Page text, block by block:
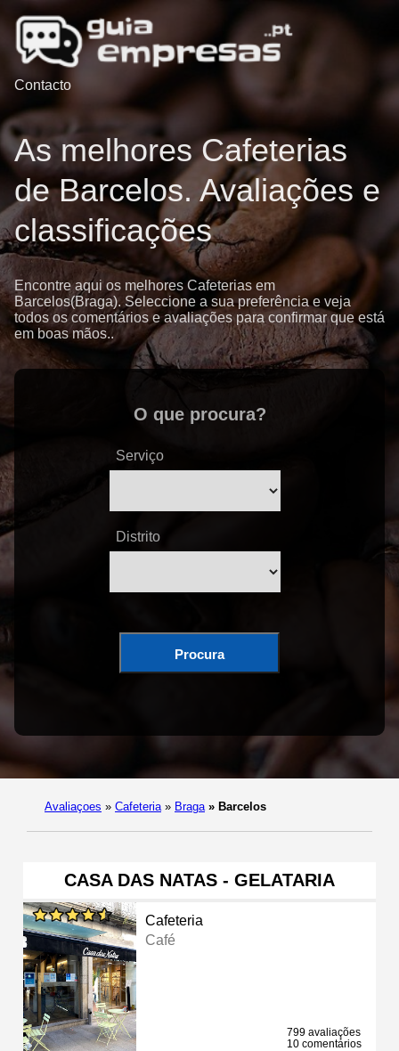
Contacto
As melhores Cafeterias
de Barcelos. Avaliações e
classificações
Encontre aqui os melhores Cafeterias em
Barcelos(Braga). Seleccione a sua preferência e veja
todos os comentários e avaliações para confirmar que está
em boas mãos..
O que procura?
Serviço
Distrito
Procura
Avaliaçoes » Cafeteria » Braga » Barcelos
CASA DAS NATAS - GELATARIA
Cafeteria
Café
799 avaliações
10 comentários